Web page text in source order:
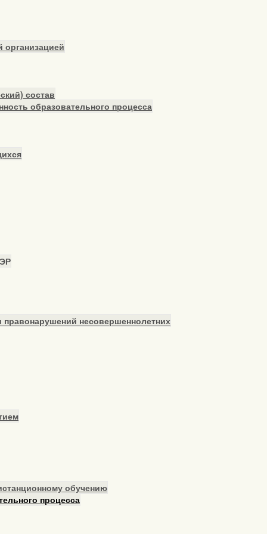
организацией
состав
образовательного процесса
несовершеннолетних
обучению
процесса